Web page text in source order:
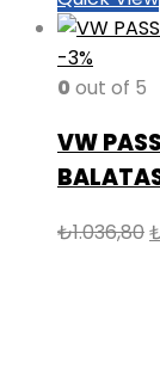
-3%
0 out of 5
VW
₺1.036,80